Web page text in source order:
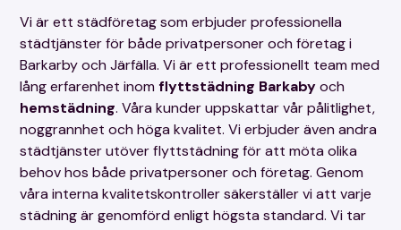
Rengöring av vattenlås ingår inte som en
standardtjänst i vår flyttstädning, utan utförs
endast på kundens begäran.
Vi är ett städföretag som erbjuder professionella
städtjänster för både privatpersoner och företag i
Barkarby och Järfälla. Vi är ett professionellt team med
lång erfarenhet inomflyttstädning Barkabyoch
hemstädning. Våra kunder uppskattar vår pålitlighet,
noggrannhet och höga kvalitet. Vi erbjuder även andra
städtjänster utöver flyttstädning för att möta olika
behov hos både privatpersoner och företag. Genom
våra interna kvalitetskontroller säkerställer vi att varje
städning är genomförd enligt högsta standard. Vi tar